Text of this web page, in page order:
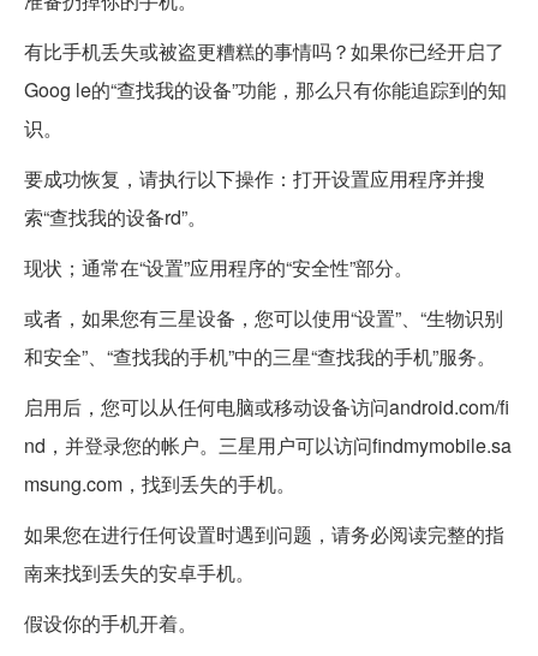
有比手机丢失或被盗更糟糕的事情吗？如果你已经开启了
Goog le的“查找我的设备”功能，那么只有你能追踪到的知
识。
要成功恢复，请执行以下操作：打开设置应用程序并搜
索“查找我的设备rd”。
现状；通常在“设置”应用程序的“安全性”部分。
或者，如果您有三星设备，您可以使用“设置”、“生物识别
和安全”、“查找我的手机”中的三星“查找我的手机”服务。
启用后，您可以从任何电脑或移动设备访问android.com/fi
nd，并登录您的帐户。三星用户可以访问findmymobile.sa
msung.com，找到丢失的手机。
如果您在进行任何设置时遇到问题，请务必阅读完整的指
南来找到丢失的安卓手机。
假设你的手机开着。